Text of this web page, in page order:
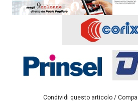
Condividi questo articolo /